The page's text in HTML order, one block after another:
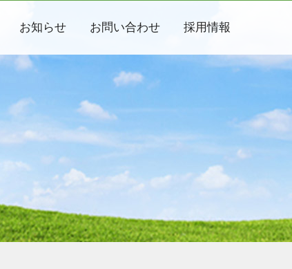
お知らせ お問い合わせ 採用情報